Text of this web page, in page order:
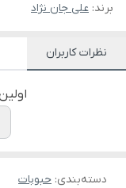
برند: علی جان نژاد
نظرات کاربران
دسته‌بندی: حبوبات